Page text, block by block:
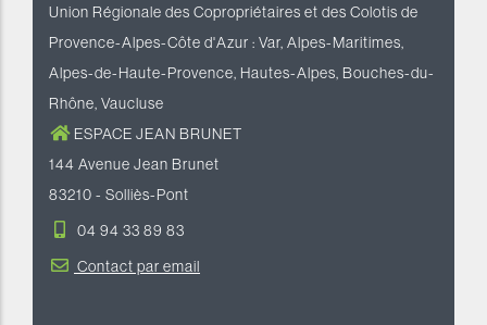
Union Régionale des Copropriétaires et des Colotis de
Provence-Alpes-Côte d'Azur : Var, Alpes-Maritimes,
Alpes-de-Haute-Provence, Hautes-Alpes, Bouches-du-
Rhône, Vaucluse
ESPACE JEAN BRUNET
144 Avenue Jean Brunet
83210 - Solliès-Pont
04 94 33 89 83
Contact par email